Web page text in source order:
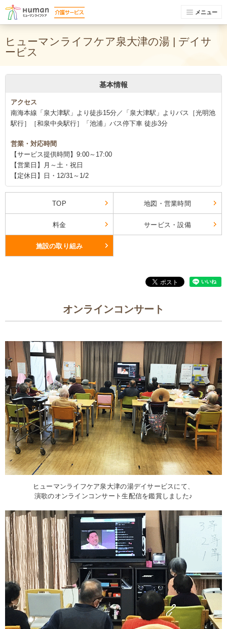
メニュー
ヒューマンライフケア泉大津の湯 | デイサ
ービス
基本情報
アクセス
南海本線「泉大津駅」より徒歩15分／「泉大津駅」よりバス［光明池
駅行］［和泉中央駅行］「池浦」バス停下車 徒歩3分
営業・対応時間
【サービス提供時間】9:00～17:00
【営業日】月～土・祝日
【定休日】日・12/31～1/2
TOP 地図・営業時間
料金 サービス・設備
施設の取り組み
オンラインコンサート
ヒューマンライフケア泉大津の湯デイサービスにて、
演歌のオンラインコンサート生配信を鑑賞しました♪